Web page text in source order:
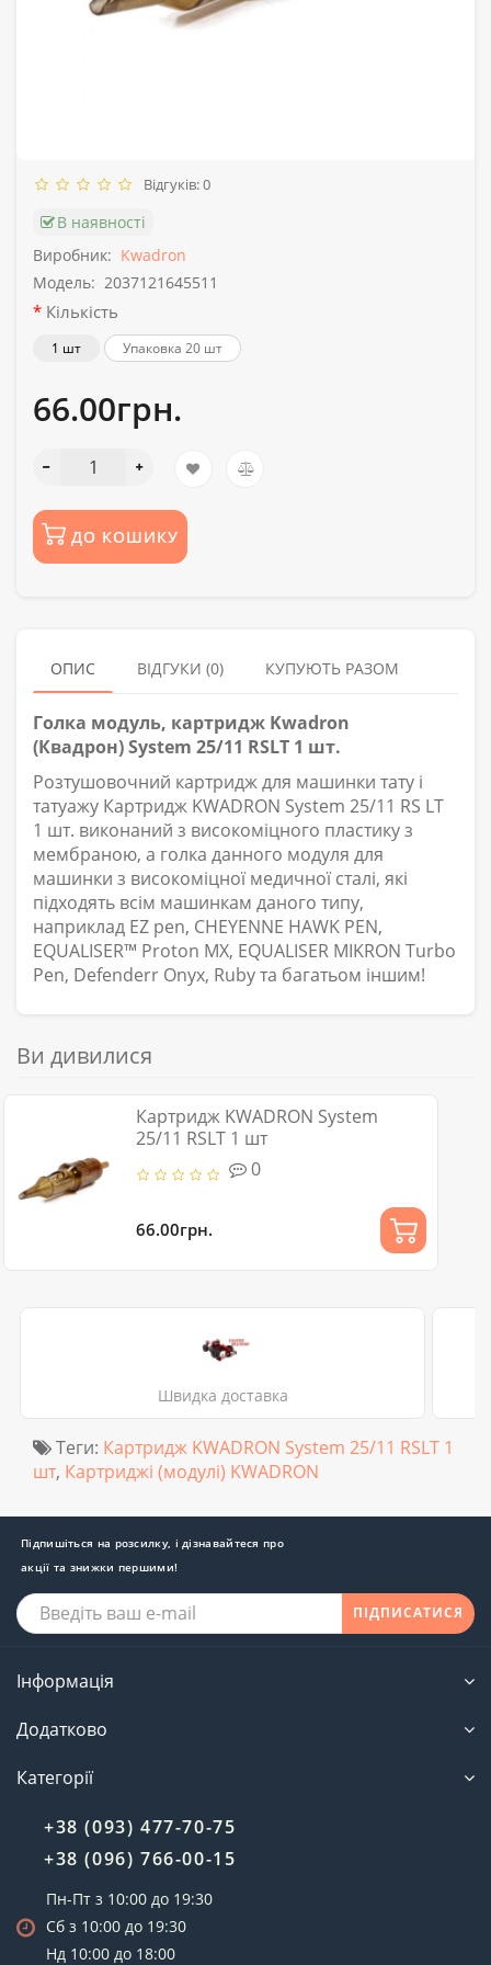
Відгуків: 0
В наявності
Виробник: Kwadron
Модель: 2037121645511
Кількість
1 шт Упаковка 20 шт
66.00грн.
ДО КОШИКУ
ОПИС ВІДГУКИ (0) КУПУЮТЬ РАЗОМ
Голка модуль, картридж Kwadron
(Квадрон) System 25/11 RSLT 1 шт.
Розтушовочний картридж для машинки тату і
татуажу Картридж KWADRON System 25/11 RS LT
1 шт. виконаний з високоміцного пластику з
мембраною, а голка данного модуля для
машинки з високоміцної медичної сталі, які
підходять всім машинкам даного типу,
наприклад EZ pen, CHEYENNE HAWK PEN,
EQUALISER™ Proton MX, EQUALISER MIKRON Turbo
Pen, Defenderr Onyx, Ruby та багатьом іншим!
Ви дивилися
Картридж KWADRON System
25/11 RSLT 1 шт
0
66.00грн.
Швидка доставка
Теги: Картридж KWADRON System 25/11 RSLT 1
шт, Картриджі (модулі) KWADRON
Підпишіться на розсилку, і дізнавайтеся про
акції та знижки першими!
ПІДПИСАТИСЯ
Інформація
Додатково
Категорії
+38 (093) 477-70-75
+38 (096) 766-00-15
Пн-Пт з 10:00 до 19:30
Сб з 10:00 до 19:30
Нд 10:00 до 18:00